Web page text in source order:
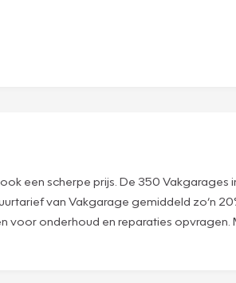
een scherpe prijs. De 350
van Vakgarage gemiddeld zo’n
voor onderhoud en reparaties